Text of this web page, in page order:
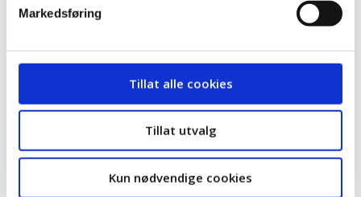
Markedsføring
Tillat alle cookies
Tillat utvalg
Kun nødvendige cookies
Genèveskolen
Stiftet av nordisk fagbevegelse i 1931
Deltakere kan være tillitsvalgte eller ansatte i
Skolens mål er å gi innsikt i hvordan
fagforeninger og sosiale bevegelser kan
påvirke i en globalisert verden